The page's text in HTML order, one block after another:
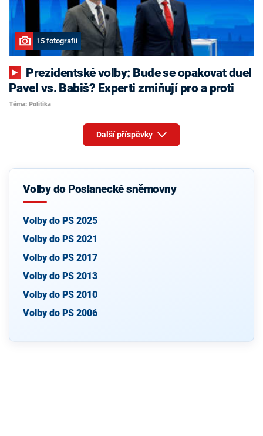
15 fotografií
Pavel vs. Babiš? Experti zmiňují pro a proti
Téma: Politika
Další příspěvky
Volby do Poslanecké sněmovny
Volby do PS 2025
Volby do PS 2021
Volby do PS 2017
Volby do PS 2013
Volby do PS 2010
Volby do PS 2006